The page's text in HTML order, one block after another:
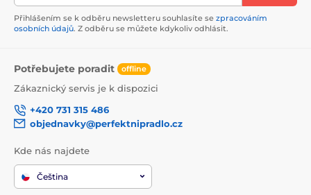
Přihlášením se k odběru newsletteru souhlasíte se zpracováním
osobních údajů. Z odběru se můžete kdykoliv odhlásit.
Potřebujete poradit offline
Zákaznický servis je k dispozici
+420 731 315 486
objednavky@perfektnipradlo.cz
Kde nás najdete
Čeština